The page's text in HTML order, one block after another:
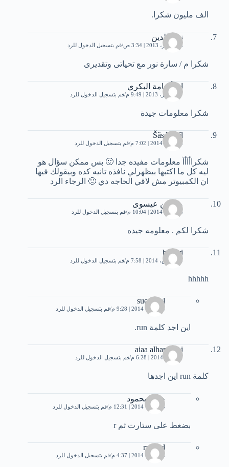
الف مليون شكرا.
نجم الدين
15 أكتوبر، 2013 | 3:34 ص قم بتسجيل الدخول للرد
شكرا م / سارة نور مع تحياتى وتقديرى
ابواأسامة البكري
7 ديسمبر، 2013 | 9:49 م قم بتسجيل الدخول للرد
شكرا معلومات جيدة
Šãsǿ Ğīřl
26 يناير، 2014 | 7:02 م قم بتسجيل الدخول للرد
شكراأآأآ معلومات مفيده جدا 🙂 بس ممكن سؤال هو
ليه كل ما اكتبها بيظهرلي نافذه تانيه كده وبيقولك فيها
ان الكمبيوتر مش لاقي الحاجه دي 🙁 الرجاء الرد
محسن عيسوى
26 يناير، 2014 | 10:04 م قم بتسجيل الدخول للرد
شكرا لكم . معلومه جيده
houari
10 مارس، 2014 | 7:58 م قم بتسجيل الدخول للرد
hhhhh
sue wael
5 أكتوبر، 2014 | 9:28 م قم بتسجيل الدخول للرد
اين اجد كلمة run.
aiaa alhamdani
1 أبريل، 2014 | 6:28 م قم بتسجيل الدخول للرد
كلمة run اين اجدها
خالد محمود
5 أكتوبر، 2014 | 12:31 م قم بتسجيل الدخول للرد
بضغط على ستارت ثم r
raghed
5 أكتوبر، 2014 | 4:37 م قم بتسجيل الدخول للرد